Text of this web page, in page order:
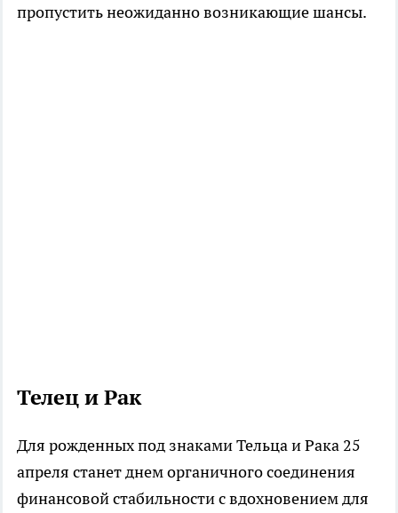
пропустить неожиданно возникающие шансы.
Телец и Рак
Для рожденных под знаками Тельца и Рака 25
апреля станет днем органичного соединения
финансовой стабильности с вдохновением для